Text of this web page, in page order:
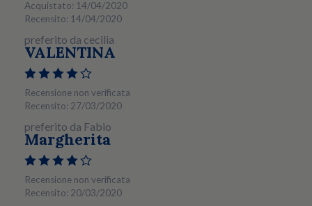
Acquistato: 14/04/2020
Recensito: 14/04/2020
preferito da cecilia
VALENTINA
Recensione non verificata
Recensito: 27/03/2020
preferito da Fabio
Margherita
Recensione non verificata
Recensito: 20/03/2020